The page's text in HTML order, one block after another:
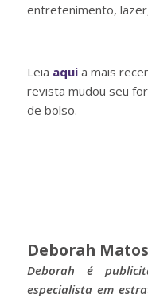
entretenimento,
Leia aquia mais
revista mudou seu
de bolso.
Deborah Matos
Deborah é
especialista em